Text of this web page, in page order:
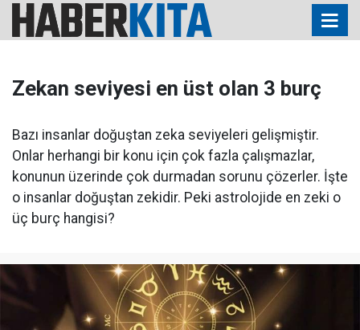
Zekan seviyesi en üst olan 3 burç
Bazı insanlar doğuştan zeka seviyeleri gelişmiştir.
Onlar herhangi bir konu için çok fazla çalışmazlar,
konunun üzerinde çok durmadan sorunu çözerler. İşte
o insanlar doğuştan zekidir. Peki astrolojide en zeki o
üç burç hangisi?